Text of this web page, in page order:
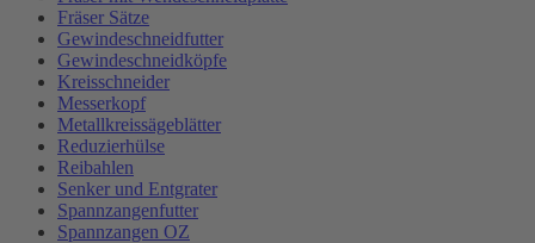
Fräser Sätze
Gewindeschneidfutter
Gewindeschneidköpfe
Kreisschneider
Messerkopf
Metallkreissägeblätter
Reduzierhülse
Reibahlen
Senker und Entgrater
Spannzangenfutter
Spannzangen OZ